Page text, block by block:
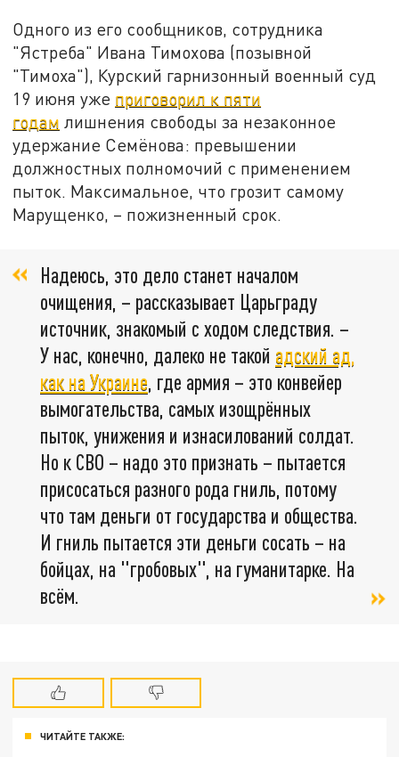
Одного из его сообщников, сотрудника
"Ястреба" Ивана Тимохова (позывной
"Тимоха"), Курский гарнизонный военный суд
19 июня уже приговорил к пяти
годам лишнения свободы за незаконное
удержание Семёнова: превышении
должностных полномочий с применением
пыток. Максимальное, что грозит самому
Марущенко, – пожизненный срок.
Надеюсь, это дело станет началом
очищения, – рассказывает Царьграду
источник, знакомый с ходом следствия. –
У нас, конечно, далеко не такой адский ад,
как на Украине, где армия – это конвейер
вымогательства, самых изощрённых
пыток, унижения и изнасилований солдат.
Но к СВО – надо это признать – пытается
присосаться разного рода гниль, потому
что там деньги от государства и общества.
И гниль пытается эти деньги сосать – на
бойцах, на "гробовых", на гуманитарке. На
всём.
ЧИТАЙТЕ ТАКЖЕ: